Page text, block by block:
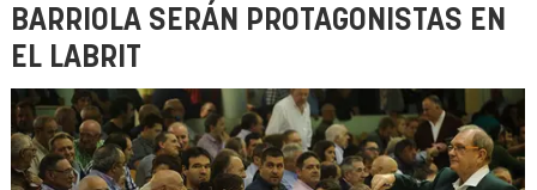
BARRIOLA SERÁN PROTAGONISTAS EN
EL LABRIT